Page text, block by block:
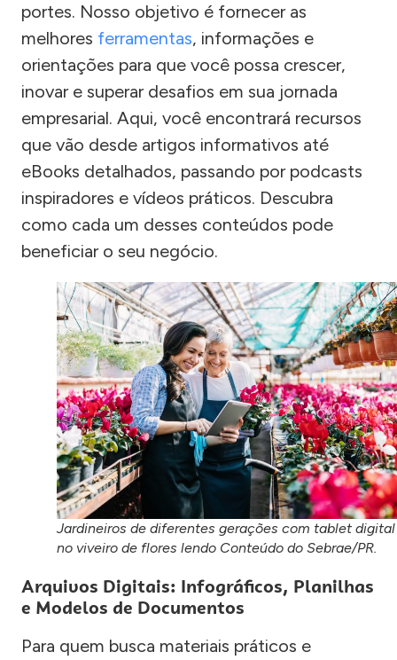
portes. Nosso objetivo é fornecer as
melhores ferramentas, informações e
orientações para que você possa crescer,
inovar e superar desafios em sua jornada
empresarial. Aqui, você encontrará recursos
que vão desde artigos informativos até
eBooks detalhados, passando por podcasts
inspiradores e vídeos práticos. Descubra
como cada um desses conteúdos pode
beneficiar o seu negócio.
Jardineiros de diferentes gerações com tablet digital
no viveiro de flores lendo Conteúdo do Sebrae/PR.
Arquivos Digitais: Infográficos, Planilhas
e Modelos de Documentos
Para quem busca materiais práticos e